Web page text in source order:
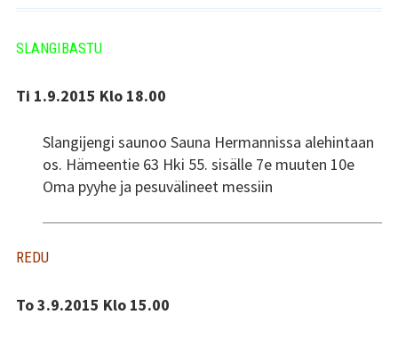
Historia
Toiminta
Tsilari
Mediakortti
Tsilari 2021
Tsilari 2020
SLANGIBASTU
Ti 1.9.2015 Klo 18.00
Slangijengi saunoo Sauna Hermannissa alehintaan
os. Hämeentie 63 Hki 55. sisälle 7e muuten 10e
Oma pyyhe ja pesuvälineet messiin
REDU
To 3.9.2015 Klo 15.00